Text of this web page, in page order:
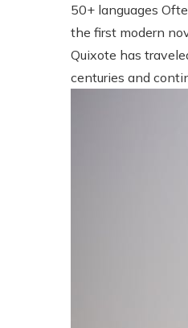
50+ languages
the first modern
Quixote has
centuries and